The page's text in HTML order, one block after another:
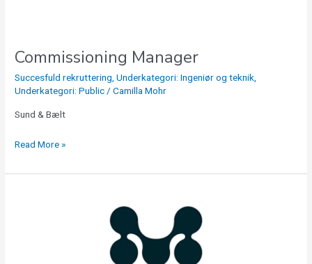
Commissioning Manager
Succesfuld rekruttering ,Underkategori: Ingeniør og teknik
Underkategori: Public /Camilla Mohr
Sund & Bælt
Read More »